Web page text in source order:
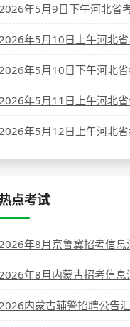
年5月9日下午河北省
年5月10日上午河北
年5月10日下午河北
年5月11日上午河北
年5月12日上午河北
点考试
年8月京鲁冀招考信息
年8月内蒙古招考信息
内蒙古辅警招聘公告